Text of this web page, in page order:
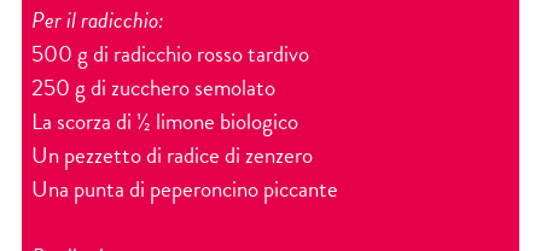
Per il radicchio:
500 g di radicchio rosso tardivo
250 g di zucchero semolato
La scorza di ½ limone biologico
Un pezzetto di radice di zenzero
Una punta di peperoncino piccante